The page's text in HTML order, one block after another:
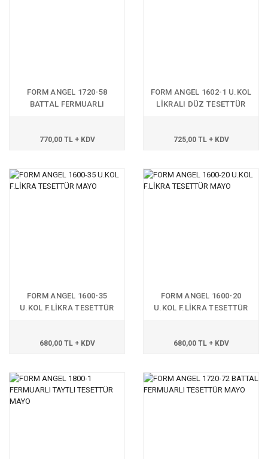
FORM ANGEL 1720-58
BATTAL FERMUARLI
770,00 TL + KDV
FORM ANGEL 1602-1 U.KOL
LİKRALI DÜZ TESETTÜR
725,00 TL + KDV
FORM ANGEL 1600-35
U.KOL F.LİKRA TESETTÜR
680,00 TL + KDV
FORM ANGEL 1600-20
U.KOL F.LİKRA TESETTÜR
680,00 TL + KDV